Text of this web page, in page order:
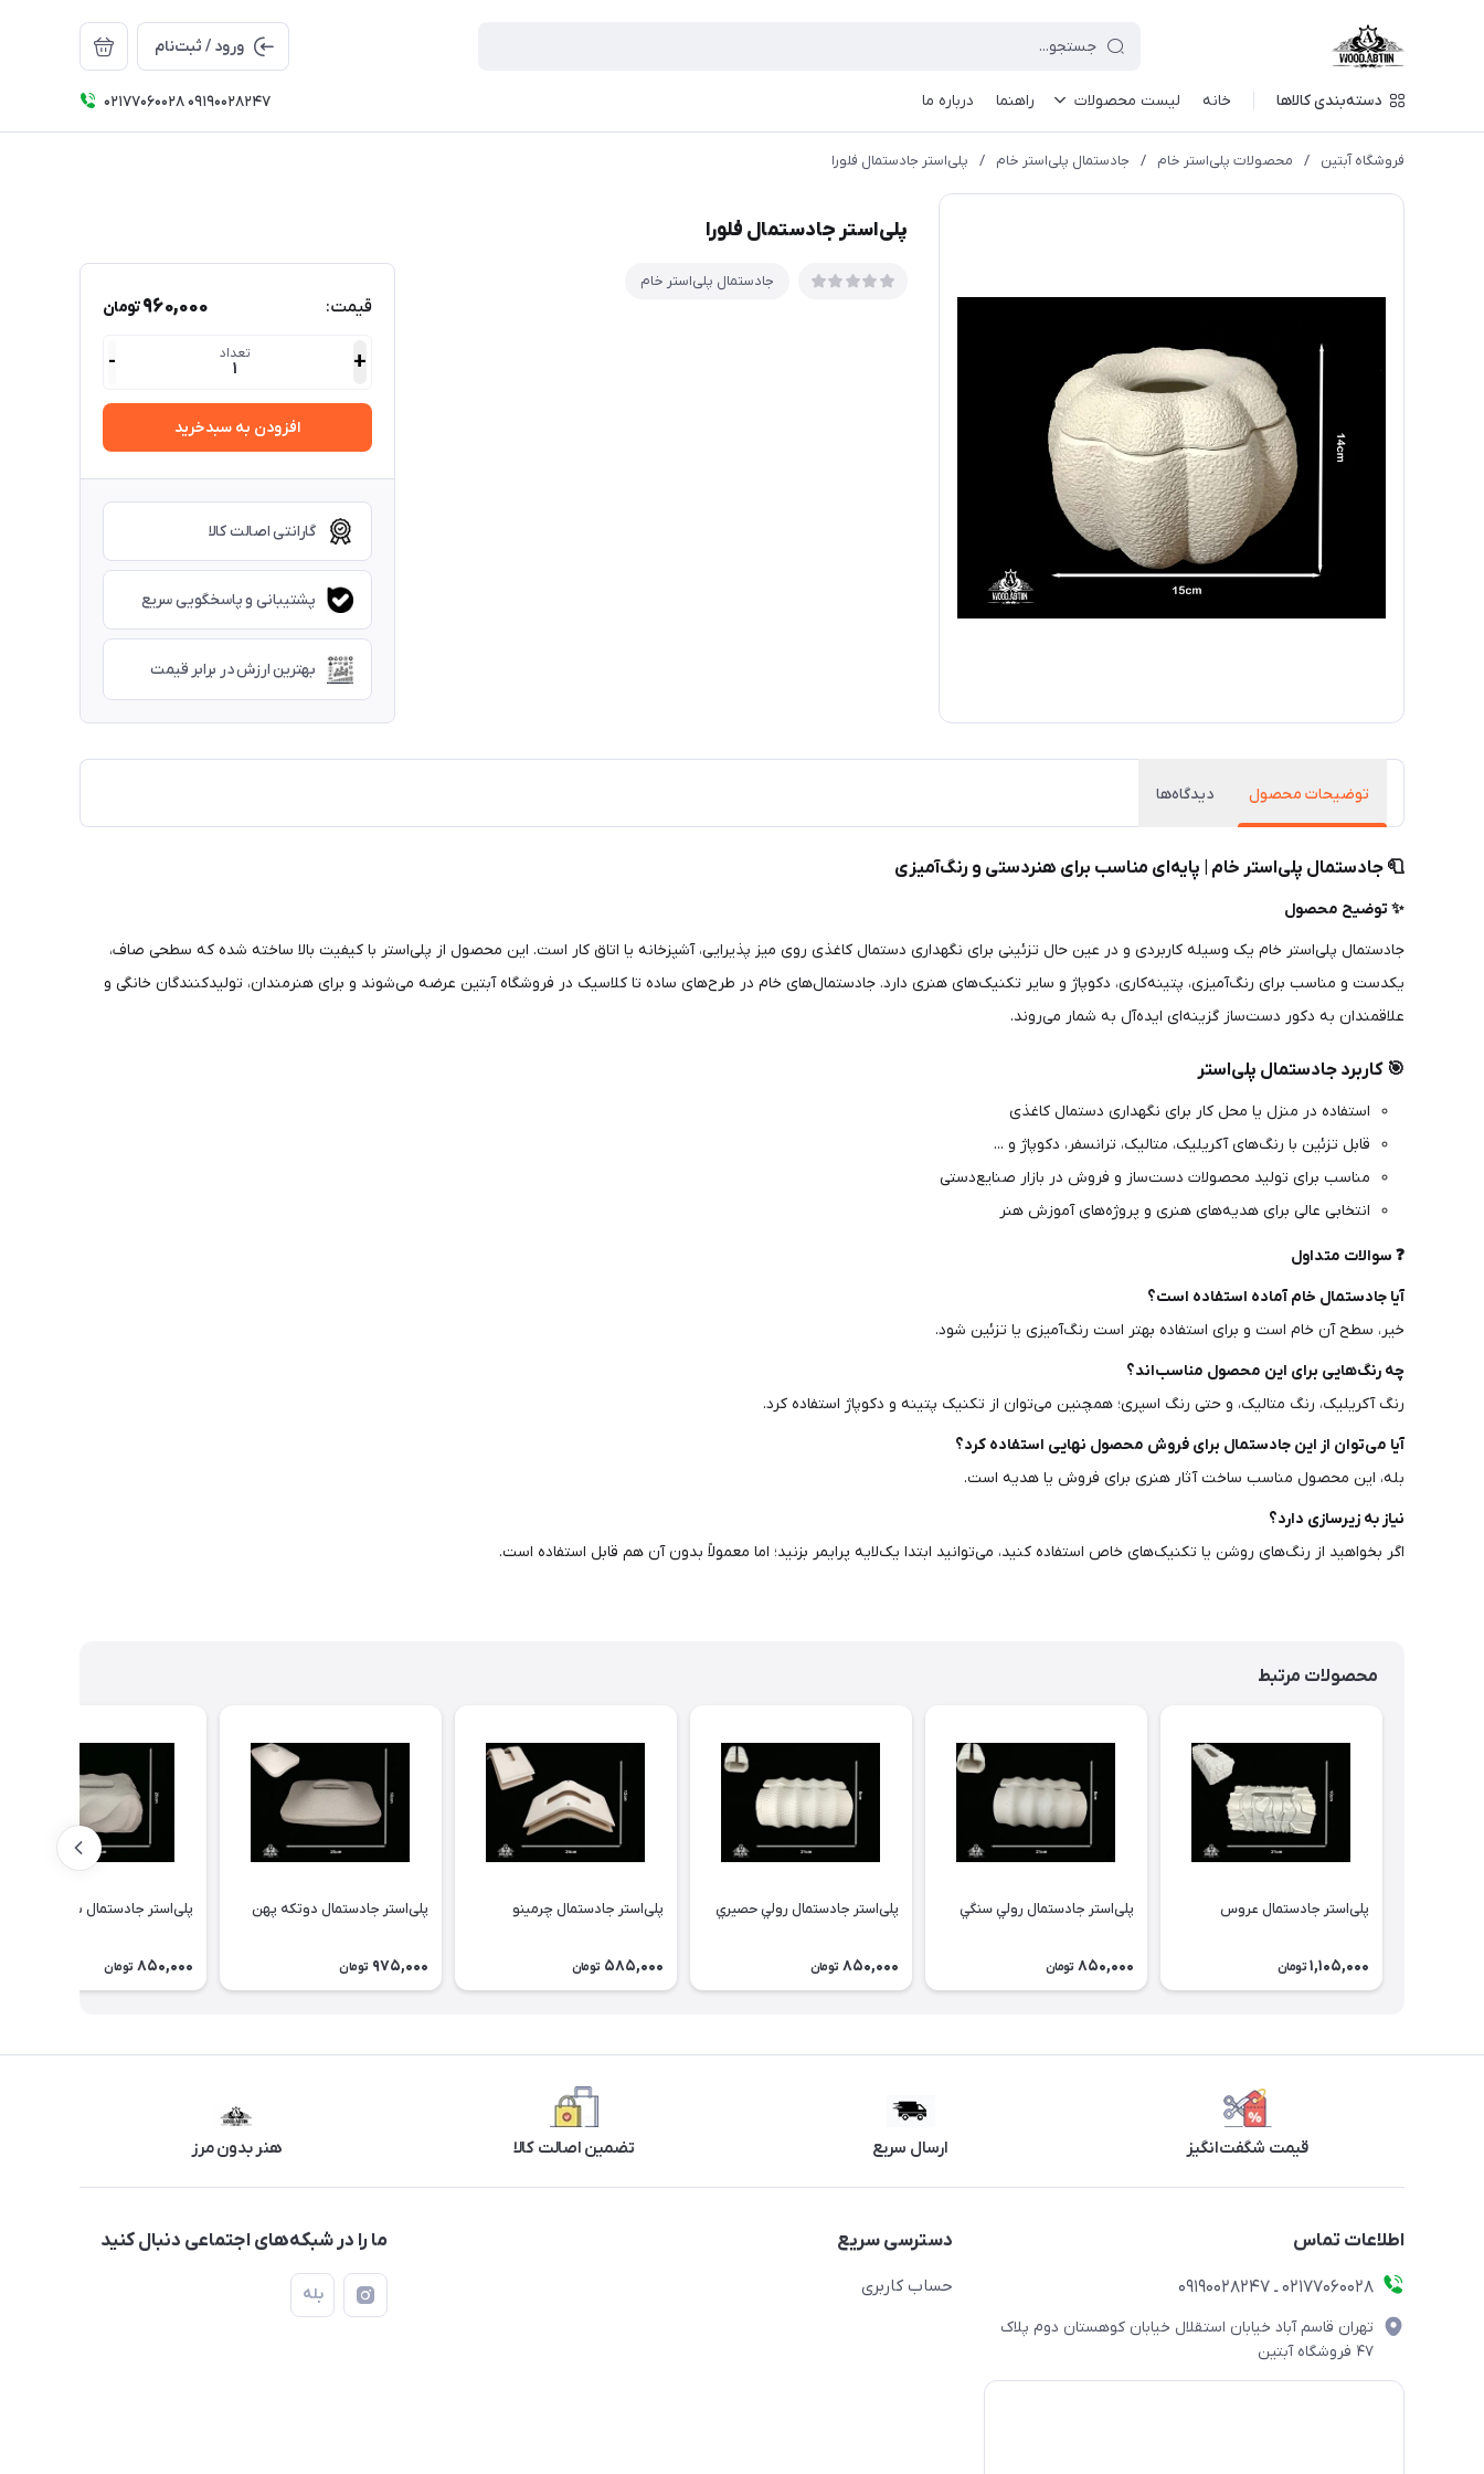
ورود / ثبت‌نام
دسته‌بندی کالاها خانه لیست محصولات راهنما درباره ما ۰۲۱۷۷۰۶۰۰۲۸ ۰۹۱۹۰۰۲۸۲۴۷
فروشگاه آبتین / محصولات پلی‌استر خام / جادستمال پلی‌استر خام / پلی‌استر جادستمال فلورا
پلی‌استر جادستمال فلورا
جادستمال پلی‌استر خام
قیمت: 960,000تومان
+ تعداد
1
-
افزودن به سبدخرید
گارانتی اصالت کالا
پشتیبانی و پاسخگویی سریع
بهترین ارزش در برابر قیمت
توضیحات محصول دیدگاه‌ها
🧻 جادستمال پلی‌استر خام | پایه‌ای مناسب برای هنردستی و رنگ‌آمیزی
✨ توضیح محصول
جادستمال پلی‌استر خام یک وسیله کاربردی و در عین حال تزئینی برای نگهداری دستمال کاغذی روی میز پذیرایی، آشپزخانه یا اتاق کار است. این محصول از پلی‌استر با کیفیت بالا ساخته شده که سطحی صاف،
یکدست و مناسب برای رنگ‌آمیزی، پتینه‌کاری، دکوپاژ و سایر تکنیک‌های هنری دارد. جادستمال‌های خام در طرح‌های ساده تا کلاسیک در فروشگاه آبتین عرضه می‌شوند و برای هنرمندان، تولیدکنندگان خانگی و
علاقمندان به دکور دست‌ساز گزینه‌ای ایده‌آل به شمار می‌روند.
🎯 کاربرد جادستمال پلی‌استر
استفاده در منزل یا محل کار برای نگهداری دستمال کاغذی
قابل تزئین با رنگ‌های آکریلیک، متالیک، ترانسفر، دکوپاژ و ...
مناسب برای تولید محصولات دست‌ساز و فروش در بازار صنایع‌دستی
انتخابی عالی برای هدیه‌های هنری و پروژه‌های آموزش هنر
❓ سوالات متداول
آیا جادستمال خام آماده استفاده است؟
خیر، سطح آن خام است و برای استفاده بهتر است رنگ‌آمیزی یا تزئین شود.
چه رنگ‌هایی برای این محصول مناسب‌اند؟
رنگ آکریلیک، رنگ متالیک، و حتی رنگ اسپری؛ همچنین می‌توان از تکنیک پتینه و دکوپاژ استفاده کرد.
آیا می‌توان از این جادستمال برای فروش محصول نهایی استفاده کرد؟
بله، این محصول مناسب ساخت آثار هنری برای فروش یا هدیه است.
نیاز به زیرسازی دارد؟
اگر بخواهید از رنگ‌های روشن یا تکنیک‌های خاص استفاده کنید، می‌توانید ابتدا یک‌لایه پرایمر بزنید؛ اما معمولاً بدون آن هم قابل استفاده است.
محصولات مرتبط
پلی‌استر جادستمال عروس
1,105,000 تومان
پلی‌استر جادستمال رولي سنگي
850,000 تومان
پلی‌استر جادستمال رولي حصيري
850,000 تومان
پلی‌استر جادستمال چرمینو
585,000 تومان
پلی‌استر جادستمال دوتکه پهن
975,000 تومان
پلی‌استر جادستمال بافتدار تدی
850,000 تومان
قیمت شگفت‌انگیز ارسال سریع تضمین اصالت کالا هنر بدون مرز
اطلاعات تماس
۰۲۱۷۷۰۶۰۰۲۸ ـ ۰۹۱۹۰۰۲۸۲۴۷
تهران قاسم آباد خیابان استقلال خیابان کوهستان دوم پلاک
۴۷ فروشگاه آبتین
دسترسی سریع
حساب کاربری
ما را در شبکه‌های اجتماعی دنبال کنید
بله